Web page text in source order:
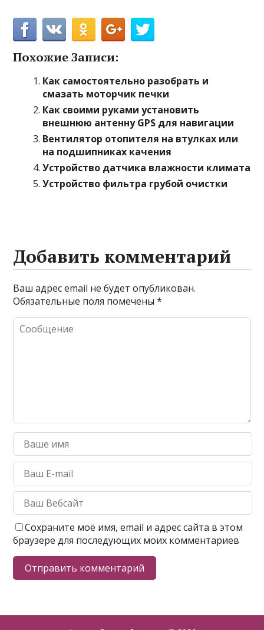
Похожие Записи:
Как самостоятельно разобрать и
смазать моторчик печки
Как своими руками установить
внешнюю антенну GPS для навигации
Вентилятор отопителя на втулках или
на подшипниках качения
Устройство датчика влажности климата
Устройство фильтра грубой очистки
Добавить комментарий
Ваш адрес email не будет опубликован.
Обязательные поля помечены*
Сохраните моё имя, email и адрес сайта в этом
браузере для последующих моих комментариев